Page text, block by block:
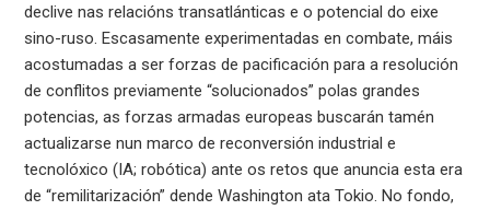
declive nas relacións transatlánticas e o potencial do eixe
sino-ruso. Escasamente experimentadas en combate, máis
acostumadas a ser forzas de pacificación para a resolución
de conflitos previamente “solucionados” polas grandes
potencias, as forzas armadas europeas buscarán tamén
actualizarse nun marco de reconversión industrial e
tecnolóxico (IA; robótica) ante os retos que anuncia esta era
de “remilitarización” dende Washington ata Tokio. No fondo,